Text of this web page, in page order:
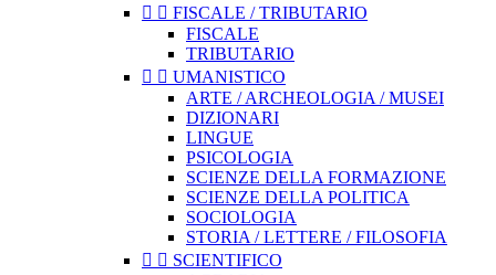
  FISCALE / TRIBUTARIO
FISCALE
TRIBUTARIO
  UMANISTICO
ARTE / ARCHEOLOGIA / MUSEI
DIZIONARI
LINGUE
PSICOLOGIA
SCIENZE DELLA FORMAZIONE
SCIENZE DELLA POLITICA
SOCIOLOGIA
STORIA / LETTERE / FILOSOFIA
  SCIENTIFICO